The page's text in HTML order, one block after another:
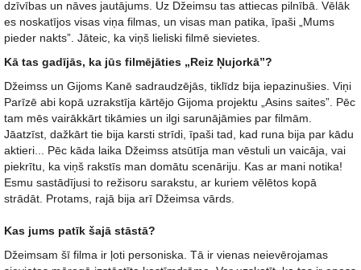
dzīvības un nāves jautājums. Uz Džeimsu tas attiecas pilnībā. Vēlāk
es noskatījos visas viņa filmas, un visas man patika, īpaši „Mums
pieder nakts”. Jāteic, ka viņš lieliski filmē sievietes.
Kā tas gadījās, ka jūs filmējāties „Reiz Ņujorkā”?
Džeimss un Gijoms Kanē sadraudzējās, tiklīdz bija iepazinušies. Viņi
Parīzē abi kopā uzrakstīja kārtējo Gijoma projektu „Asins saites”. Pēc
tam mēs vairākkārt tikāmies un ilgi sarunājāmies par filmām.
Jāatzīst, dažkārt tie bija karsti strīdi, īpaši tad, kad runa bija par kādu
aktieri... Pēc kāda laika Džeimss atsūtīja man vēstuli un vaicāja, vai
piekrītu, ka viņš rakstīs man domātu scenāriju. Kas ar mani notika!
Esmu sastādījusi to režisoru sarakstu, ar kuriem vēlētos kopā
strādāt. Protams, rajā bija arī Džeimsa vārds.
Kas jums patīk šajā stāstā?
Džeimsam šī filma ir ļoti personiska. Tā ir vienas neievērojamas